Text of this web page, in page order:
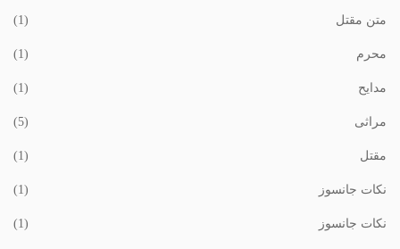
متن مقتل (1)
محرم (1)
مدایح (1)
مراثی (5)
مقتل (1)
نکات جانسوز (1)
نکات جانسوز (1)